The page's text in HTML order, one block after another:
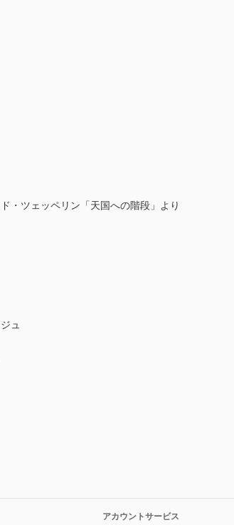
・ツェッペリン「天国への階段」より
ュ
アカウントサービス